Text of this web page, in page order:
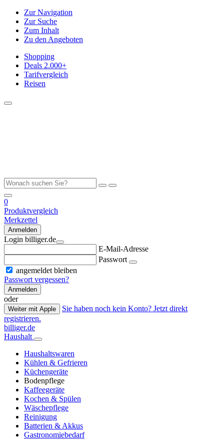
Zur Navigation
Zur Suche
Zum Inhalt
Zu den Angeboten
Shopping
Deals 2.000+
Tarifvergleich
Reisen
0
Produktvergleich
Merkzettel
Anmelden
Login billiger.de
E-Mail-Adresse
Passwort
angemeldet bleiben
Passwort vergessen?
Anmelden
oder
Weiter mit Apple
Sie haben noch kein Konto? Jetzt direkt
registrieren.
billiger.de
Haushalt
Haushaltswaren
Kühlen & Gefrieren
Küchengeräte
Bodenpflege
Kaffeegeräte
Kochen & Spülen
Wäschepflege
Reinigung
Batterien & Akkus
Gastronomiebedarf